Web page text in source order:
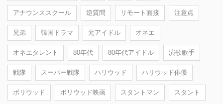
アナウンススクール 逆質問 リモート面接 注意点
兄弟 韓国ドラマ 元アイドル オネエ
オネエタレント 80年代 80年代アイドル 演歌歌手
戦隊 スーパー戦隊 ハリウッド ハリウッド俳優
ボリウッド ボリウッド映画 スタントマン スタント